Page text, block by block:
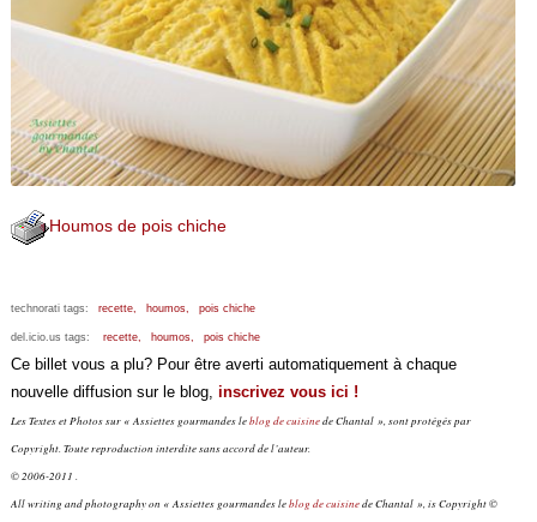
Houmos de pois chiche
technorati tags: recette, houmos, pois chiche
del.icio.us tags: recette, houmos, pois chiche
Ce billet vous a plu? Pour être averti automatiquement à chaque
nouvelle diffusion sur le blog, inscrivez vous ici !
Les Textes et Photos sur « Assiettes gourmandes leblog de cuisinede Chantal », sont protégés par
Copyright. Toute reproduction interdite sans accord de l’auteur.
© 2006-2011 .
All writing and photography on « Assiettes gourmandes leblog de cuisinede Chantal », is Copyright ©